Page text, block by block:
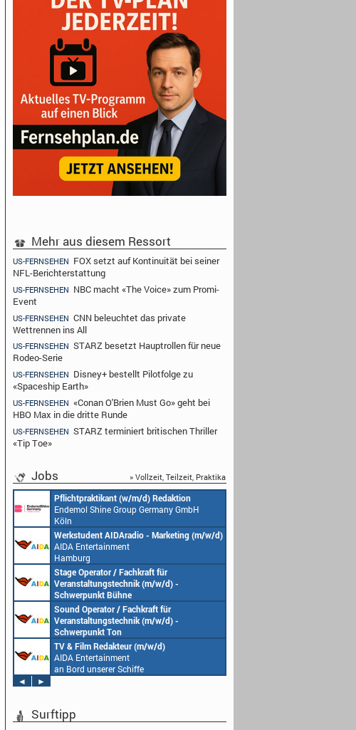
Mehr aus diesem Ressort
US-FERNSEHEN FOX setzt auf Kontinuität bei seiner
NFL-Berichterstattung
US-FERNSEHEN NBC macht «The Voice» zum Promi-
Event
US-FERNSEHEN CNN beleuchtet das private
Wettrennen ins All
US-FERNSEHEN STARZ besetzt Hauptrollen für neue
Rodeo-Serie
US-FERNSEHEN Disney+ bestellt Pilotfolge zu
«Spaceship Earth»
US-FERNSEHEN «Conan O'Brien Must Go» geht bei
HBO Max in die dritte Runde
US-FERNSEHEN STARZ terminiert britischen Thriller
«Tip Toe»
Jobs » Vollzeit, Teilzeit, Praktika
Pflichtpraktikant (w/m/d) Redaktion
Endemol Shine Group Germany GmbH
Köln
Werkstudent AIDAradio - Marketing (m/w/d)
AIDA Entertainment
Hamburg
Stage Operator / Fachkraft für
Veranstaltungstechnik (m/w/d) -
Schwerpunkt Bühne
AIDA Entertainment
an Bord unserer Schiffe
Sound Operator / Fachkraft für
Veranstaltungstechnik (m/w/d) -
Schwerpunkt Ton
AIDA Entertainment
an Bord unserer Schiffe
TV & Film Redakteur (m/w/d)
AIDA Entertainment
an Bord unserer Schiffe
◄
►
Surftipp